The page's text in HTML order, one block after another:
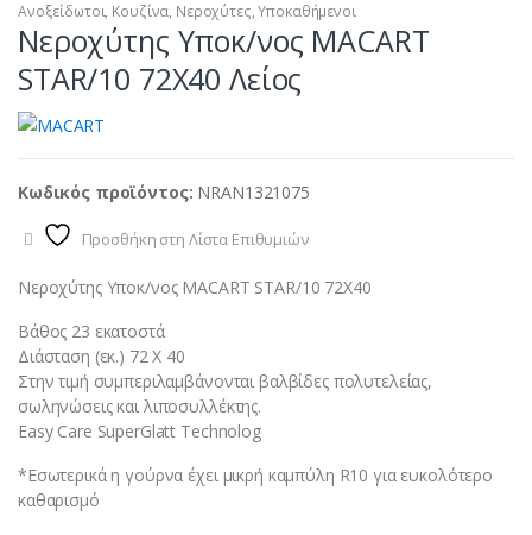
Ανοξείδωτοι, Κουζίνα, Νεροχύτες,Υποκαθήμενοι
Νεροχύτης Υποκ/νος MACART
STAR/10 72X40 Λείος
Κωδικός προϊόντος: NRAN1321075
Προσθήκη στη Λίστα Επιθυμιών
Νεροχύτης Υποκ/νος MACART STAR/10 72X40
Βάθος 23 εκατοστά
Διάσταση (εκ.) 72 X 40
Στην τιμή συμπεριλαμβάνονται βαλβίδες πολυτελείας,
σωληνώσεις και λιποσυλλέκτης.
Easy Care SuperGlatt Technolog
*Εσωτερικά η γούρνα έχει μικρή καμπύλη R10 για ευκολότερο
καθαρισμό